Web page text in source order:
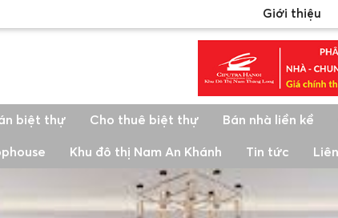
Giới thiệu
biệt thự Cho thuê biệt thự Bán nhà liền kề
Khu đô thị Nam An Khánh Tin tức